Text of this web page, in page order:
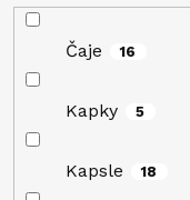
Čaje 16
Kapky 5
Kapsle 18